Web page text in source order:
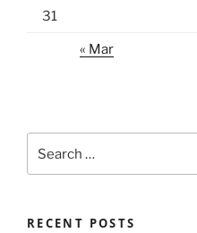
31
« Mar
for:
RECENT POSTS